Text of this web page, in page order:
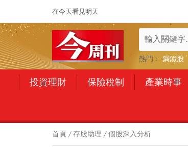
在今天看見明天
熱門： 鋼鐵股
投資理財 保險稅制 產業時事
首頁 存股助理 個股深入分析